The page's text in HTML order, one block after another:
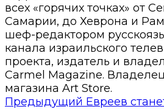
всех «горячих точках» от
Самарии, до Хеврона и
шеф-редактором
канала израильского
проекта, издатель и
Carmel Magazine.
магазина Art Store.
Предыдущий Евреев